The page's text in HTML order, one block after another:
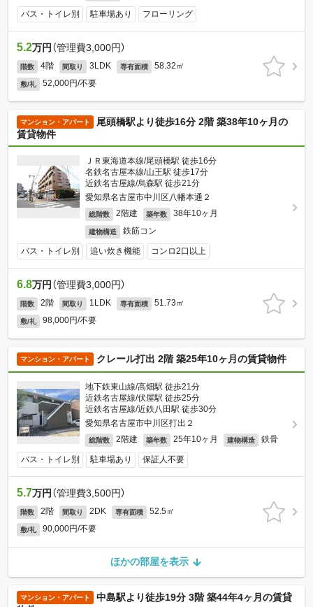
バス・トイレ別 駐車場あり フローリング
5.2万円 （管理費3,000円）
階数 4階 間取り 3LDK 専有面積 58.32㎡
敷/礼 52,000円/不要
マンション・アパート
尾頭橋駅より徒歩16分 2階 築38年10ヶ月の
賃貸物件
ＪＲ東海道本線/尾頭橋駅 徒歩16分
名鉄名古屋本線/山王駅 徒歩17分
近鉄名古屋線/烏森駅 徒歩21分
愛知県名古屋市中川区八幡本通２
総階数 2階建 築年数 38年10ヶ月
建物構造 鉄筋コン
バス・トイレ別 追い炊き機能 コンロ2口以上
6.8万円 （管理費3,000円）
階数 2階 間取り 1LDK 専有面積 51.73㎡
敷/礼 98,000円/不要
マンション・アパート クレール打出 2階 築25年10ヶ月の賃貸物件
地下鉄東山線/高畑駅 徒歩21分
近鉄名古屋線/伏屋駅 徒歩25分
近鉄名古屋線/近鉄八田駅 徒歩30分
愛知県名古屋市中川区打出２
総階数 2階建 築年数 25年10ヶ月 建物構造 鉄骨
バス・トイレ別 駐車場あり 保証人不要
5.7万円 （管理費3,500円）
階数 2階 間取り 2DK 専有面積 52.5㎡
敷/礼 90,000円/不要
ほかの部屋を表示
マンション・アパート
中島駅より徒歩19分 3階 築44年4ヶ月の賃貸